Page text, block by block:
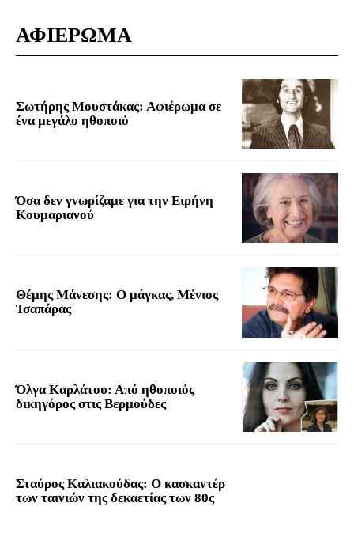
ΑΦΙΕΡΩΜΑ
Σωτήρης Μουστάκας: Αφιέρωμα σε
ένα μεγάλο ηθοποιό
Όσα δεν γνωρίζαμε για την Ειρήνη
Κουμαριανού
Θέμης Μάνεσης: Ο μάγκας, Μένιος
Τσαπάρας
Όλγα Καρλάτου: Από ηθοποιός
δικηγόρος στις Βερμούδες
Σταύρος Καλιακούδας: Ο κασκαντέρ
των ταινιών της δεκαετίας των 80ς